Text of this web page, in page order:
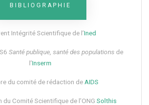
BIBLIOGRAPHIE
Intégrité Scientifique de l’Ined
Santé publique, santé des populations de
l’Inserm
du comité de rédaction de AIDS
Comité Scientifique de l’ONG Solthis